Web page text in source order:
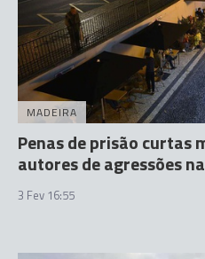
MADEIRA
Penas de prisão curtas
autores de agressões
3 Fev 16:55